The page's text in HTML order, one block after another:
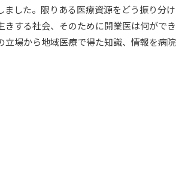
した。限りある医療資源をどう振り分け
する社会、そのために開業医は何ができ
場から地域医療で得た知識、情報を病院